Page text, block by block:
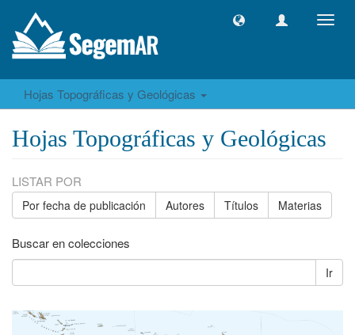
Hojas Topográficas y Geológicas
Hojas Topográficas y Geológicas
LISTAR POR
Por fecha de publicación Autores Títulos Materias
Buscar en colecciones
Ir